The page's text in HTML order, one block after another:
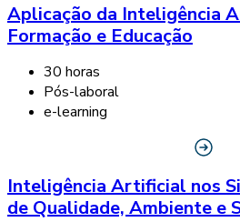
Aplicação da Inteligência
Formação e Educação
30 horas
Pós-laboral
e-learning
Inteligência Artificial nos
de Qualidade, Ambiente e